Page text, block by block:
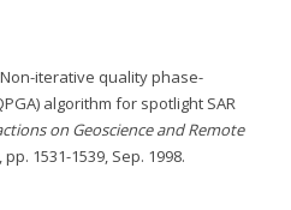
iterative quality phase-
algorithm for spotlight SAR
on Geoscience and Remote
pp. 1531-1539, Sep. 1998.